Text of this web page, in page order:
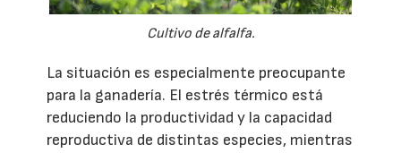
Cultivo de alfalfa.
La situación es especialmente preocupante
para la ganadería. El estrés térmico está
reduciendo la productividad y la capacidad
reproductiva de distintas especies, mientras